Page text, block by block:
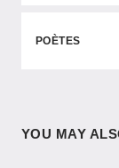
POÈTES
YOU MAY